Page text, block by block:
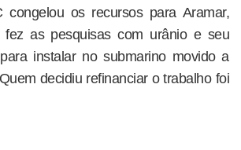
congelou os recursos para Aramar,
fez as pesquisas com urânio e seu
instalar no submarino movido a
decidiu refinanciar o trabalho foi